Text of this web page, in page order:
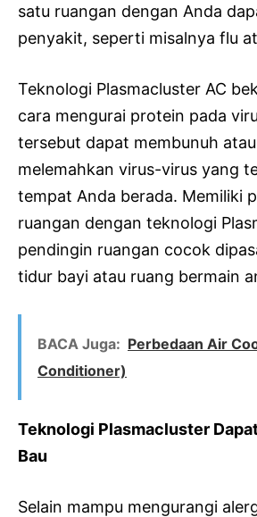
satu ruangan dengan Anda
penyakit, seperti misalnya flu
Teknologi Plasmacluster AC
cara mengurai protein pada
tersebut dapat membunuh
melemahkan virus-virus yang
tempat Anda berada. Memiliki
ruangan dengan teknologi
pendingin ruangan cocok
tidur bayi atau ruang bermain
BACA Juga: Perbedaan Air
Conditioner)
Teknologi Plasmacluster
Bau
Selain mampu mengurangi